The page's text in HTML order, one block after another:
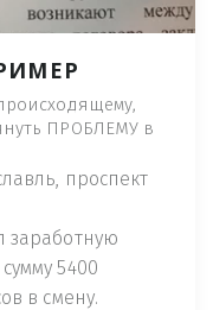
ПРОБЛЕМУ в
проспект
заработную
5400
в смену.